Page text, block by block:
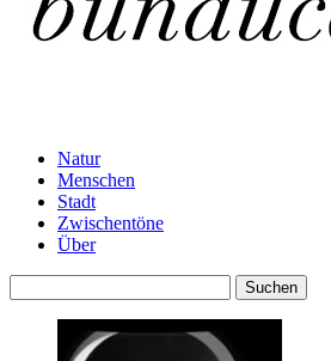
Natur
Menschen
Stadt
Zwischentöne
Über
nach: